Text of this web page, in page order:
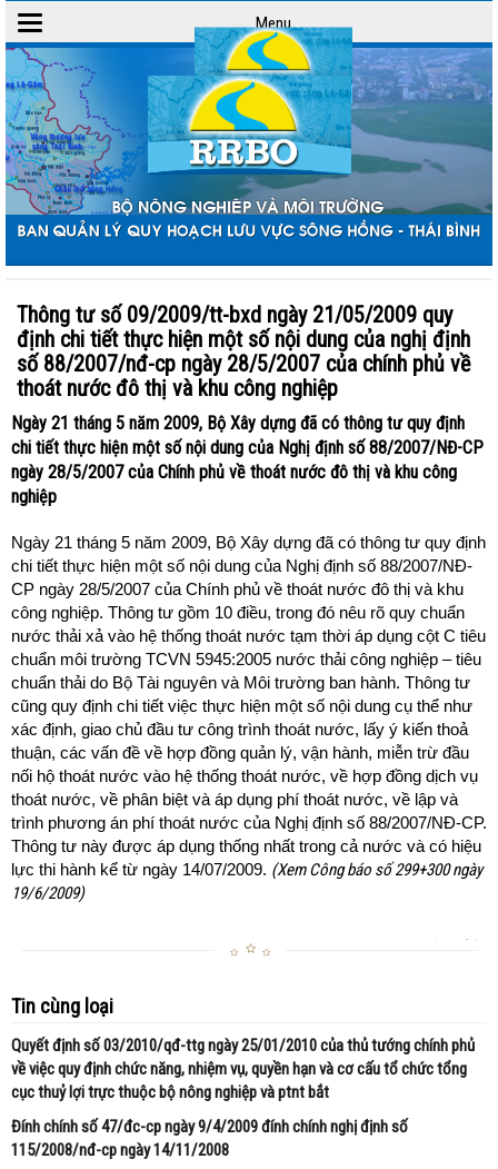
Toggle
navigation
Menu
Thông tư số 09/2009/tt-bxd ngày 21/05/2009 quy
định chi tiết thực hiện một số nội dung của nghị định
số 88/2007/nđ-cp ngày 28/5/2007 của chính phủ về
thoát nước đô thị và khu công nghiệp
Ngày 21 tháng 5 năm 2009, Bộ Xây dựng đã có thông tư quy định
chi tiết thực hiện một số nội dung của Nghị định số 88/2007/NĐ-CP
ngày 28/5/2007 của Chính phủ về thoát nước đô thị và khu công
nghiệp
Ngày 21 tháng 5 năm 2009, Bộ Xây dựng đã có thông tư quy định
chi tiết thực hiện một số nội dung của Nghị định số 88/2007/NĐ-
CP ngày 28/5/2007 của Chính phủ về thoát nước đô thị và khu
công nghiệp. Thông tư gồm 10 điều, trong đó nêu rõ quy chuẩn
nước thải xả vào hệ thống thoát nước tạm thời áp dụng cột C tiêu
chuẩn môi trường TCVN 5945:2005 nước thải công nghiệp – tiêu
chuẩn thải do Bộ Tài nguyên và Môi trường ban hành. Thông tư
cũng quy định chi tiết việc thực hiện một số nội dung cụ thể như
xác định, giao chủ đầu tư công trình thoát nước, lấy ý kiến thoả
thuận, các vấn đề về hợp đồng quản lý, vận hành, miễn trừ đầu
nối hộ thoát nước vào hệ thống thoát nước, về hợp đồng dịch vụ
thoát nước, về phân biệt và áp dụng phí thoát nước, về lập và
trình phương án phí thoát nước của Nghị định số 88/2007/NĐ-CP.
Thông tư này được áp dụng thống nhất trong cả nước và có hiệu
lực thi hành kể từ ngày 14/07/2009. (Xem Công báo số 299+300 ngày
19/6/2009)
Tin cùng loại
Quyết định số 03/2010/qđ-ttg ngày 25/01/2010 của thủ tướng chính phủ
về việc quy định chức năng, nhiệm vụ, quyền hạn và cơ cấu tổ chức tổng
cục thuỷ lợi trực thuộc bộ nông nghiệp và ptnt bắt
Đính chính số 47/đc-cp ngày 9/4/2009 đính chính nghị định số
115/2008/nđ-cp ngày 14/11/2008